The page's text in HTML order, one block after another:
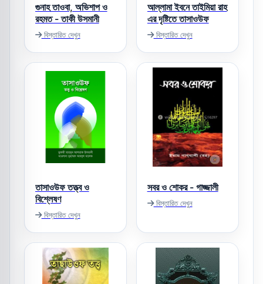
গুনাহ তাওবা, অভিশাপ ও
রহমত - তাকী উসমানী
বিস্তারিত দেখুন
আল্লামা ইবনে তাইমিয়া রাহ
এর দৃষ্টিতে তাসাওউফ
বিস্তারিত দেখুন
তাসাওউফ তত্ত্ব ও
বিশ্লেষণ
বিস্তারিত দেখুন
সবর ও শোকর - গাজ্জালী
বিস্তারিত দেখুন